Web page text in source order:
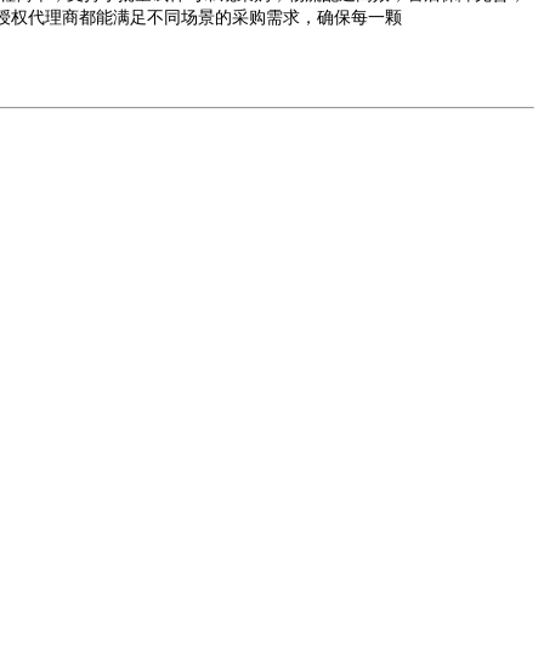
代理商都能满足不同场景的采购需求，确保每一颗